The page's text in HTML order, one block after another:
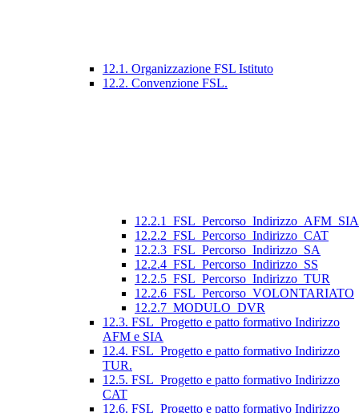
12.1. Organizzazione FSL Istituto
12.2. Convenzione FSL.
12.2.1_FSL_Percorso_Indirizzo_AFM_SIA
12.2.2_FSL_Percorso_Indirizzo_CAT
12.2.3_FSL_Percorso_Indirizzo_SA
12.2.4_FSL_Percorso_Indirizzo_SS
12.2.5_FSL_Percorso_Indirizzo_TUR
12.2.6_FSL_Percorso_VOLONTARIATO
12.2.7_MODULO_DVR
12.3. FSL_Progetto e patto formativo Indirizzo
AFM e SIA
12.4. FSL_Progetto e patto formativo Indirizzo
TUR.
12.5. FSL_Progetto e patto formativo Indirizzo
CAT
12.6. FSL_Progetto e patto formativo Indirizzo